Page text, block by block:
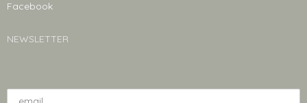
Facebook
NEWSLETTER